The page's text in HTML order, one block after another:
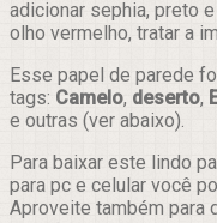
adicionar sephia, preto
olho vermelho, tratar a
Esse papel de parede
tags: Camelo, deserto,
e outras (ver abaixo).
Para baixar este lindo
para pc e celular você
Aproveite também para